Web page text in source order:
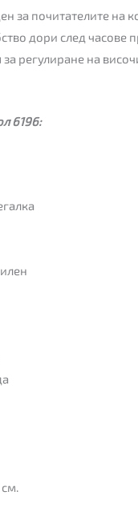
за почитателите
дори след часове
регулиране на
6196: